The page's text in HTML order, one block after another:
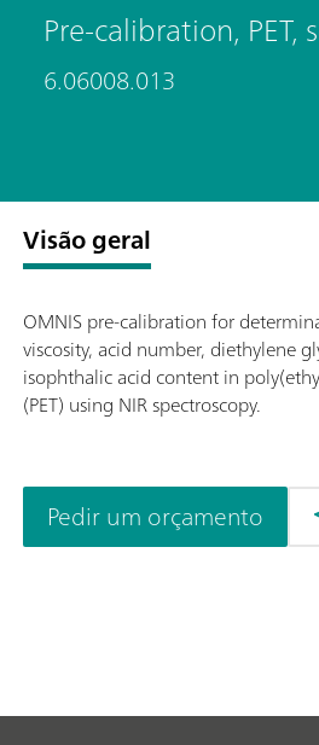
Pre-calibration, PET,
6.06008.013
Visão geral
OMNIS pre-calibration for
viscosity, acid number, diethylene
isophthalic acid content in
(PET) using NIR spectroscopy.
Pedir um orçamento